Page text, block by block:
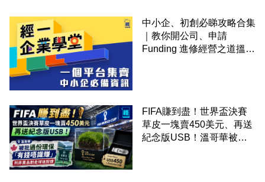
中小企、初創必睇攻略合集
｜教你開公司、申請
Funding 進修經營之道搵大
FIFA賺到盡！世界盃決賽
草皮一塊賣450美元、再送
紀念版USB！溫哥華被批